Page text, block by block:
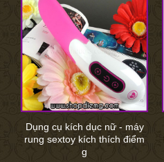
Dụng cụ kích dục nữ - máy
rung sextoy kích thích điểm
g